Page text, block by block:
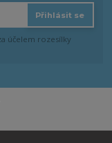
Přihlásit se
účelem rozesílky